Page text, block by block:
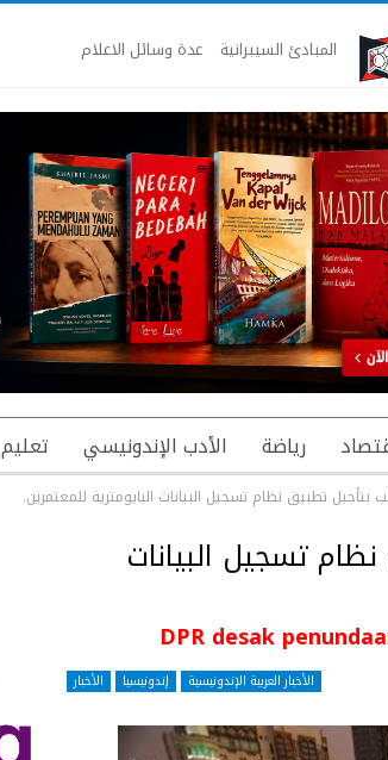
المبادئ السيبرانية عدة وسائل الاعلام
رياضة الأدب الإندونيسي تعليم
تطبيق نظام تسجيل البيانات البايومترية للمعتمرين.
تسجيل البيانات
DPR desak
الأخبار العربية الإندونيسية إندونيسيا الأخبار